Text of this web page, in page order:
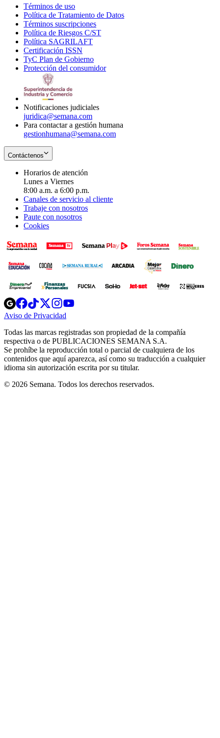
Términos de uso
in
new
window
Política de Tratamiento de Datos
Términos suscripciones
in
Política de Riesgos C/ST
Política SAGRILAFT
new
window
Certificación ISSN
in
new
TyC Plan de Gobierno
in
Protección del consumidorOpens
Notificaciones judiciales
juridica@semana.com
Para contactar a gestión humana
gestionhumana@semana.com
Contáctenos
Horarios de atención
Lunes a Viernes
8:00 a.m. a 6:00 p.m.
Canales de servicio al cliente
Trabaje con nosotros
Paute con nosotros
Cookies
Opens
in
new
Opens
in
new
Opens
in
new
window
Opens
new
windowwindow
Aviso de Privacidad
new
window
Todas las marcas registradas son propiedad de la compañía
respectiva o de PUBLICACIONES SEMANA S.A.
Se prohíbe la reproducción total o parcial de cualquiera de los
contenidos que aquí aparezca, así como su traducción a cualquier
idioma sin autorización escrita por su titular.
© 2026 Semana. Todos los derechos reservados.